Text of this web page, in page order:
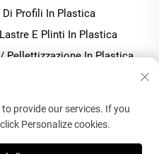
Di Profili In Plastica
E Plinti In Plastica
Pellettizzazione In Plastica
privacy
provide our services. If you
Personalize cookies.